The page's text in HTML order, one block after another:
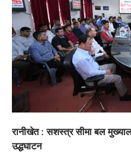
रानीखेत : सशस्त्र सीमा बल
उद्धघाटन
अल्मोड़ा
रानीखेत में
फूंका